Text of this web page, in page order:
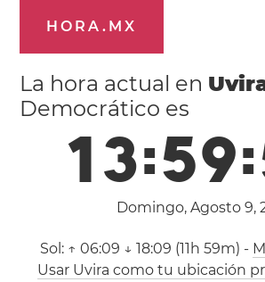
HORA.MX
La hora actual en
Democrático es
14:00:
Domingo, Agosto 9,
Sol: ↑ 06:09 ↓ 18:09 (11h 59m) -
Usar Uvira como tu ubicación